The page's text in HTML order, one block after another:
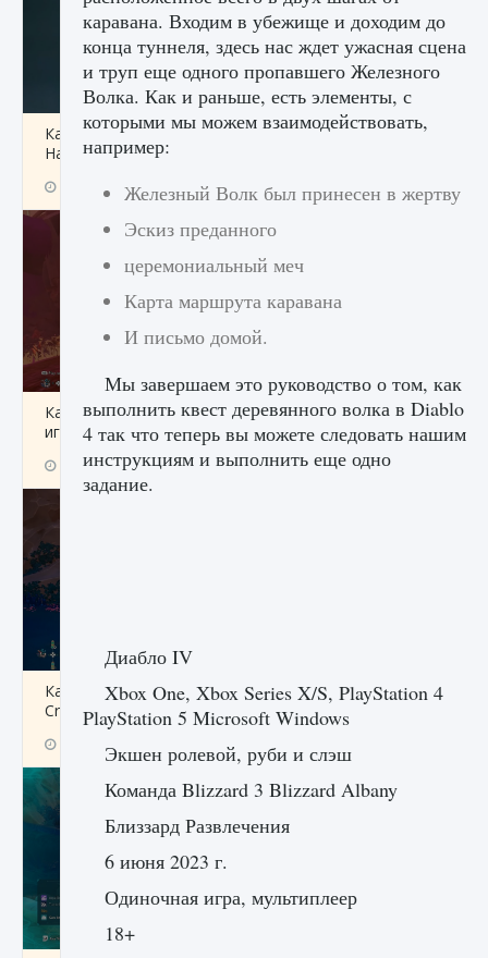
Как проверить статус сервера Delta Force
Hawk Ops
9 августа 2024 1 286
Как приручить существ джунглей Нари в
игре Creatures of Ava
9 августа 2024 1 218 0 0
Как разблокировать заклинание Крист в
Creatures of Ava
9 августа 2024 1 393
каравана. Входим в убежище и доходим до
конца туннеля, здесь нас ждет ужасная сцена
и труп еще одного пропавшего Железного
Волка. Как и раньше, есть элементы, с
которыми мы можем взаимодействовать,
например:
Железный Волк был принесен в жертву
Эскиз преданного
церемониальный меч
Карта маршрута каравана
И письмо домой.
Мы завершаем это руководство о том, как
выполнить квест деревянного волка в Diablo
4 так что теперь вы можете следовать нашим
инструкциям и выполнить еще одно
задание.
Диабло IV
Xbox One, Xbox Series X/S, PlayStation 4
PlayStation 5 Microsoft Windows
Экшен ролевой, руби и слэш
Команда Blizzard 3 Blizzard Albany
Близзард Развлечения
6 июня 2023 г.
Одиночная игра, мультиплеер
18+